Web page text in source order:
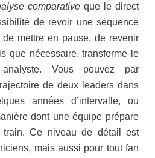
comparative que le direct
de revoir une séquence
mettre en pause, de revenir
que nécessaire, transforme le
analyste. Vous pouvez par
de deux leaders dans
années d’intervalle, ou
dont une équipe prépare
Ce niveau de détail est
mais aussi pour tout fan